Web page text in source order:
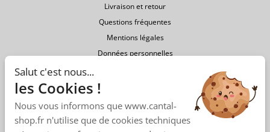
Livraison et retour
Questions fréquentes
Mentions légales
Données personnelles
Conditions générales de vente
Salut c'est nous...
les Cookies !
Nous vous informons que www.cantal-
shop.fr n'utilise que de cookies techniques